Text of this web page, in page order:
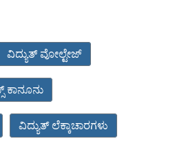
ವಿದ್ಯುತ್ ವೋಲ್ಟೇಜ್
ಕಾನೂನು
ವಿದ್ಯುತ್ ಲೆಕ್ಕಾಚಾರಗಳು